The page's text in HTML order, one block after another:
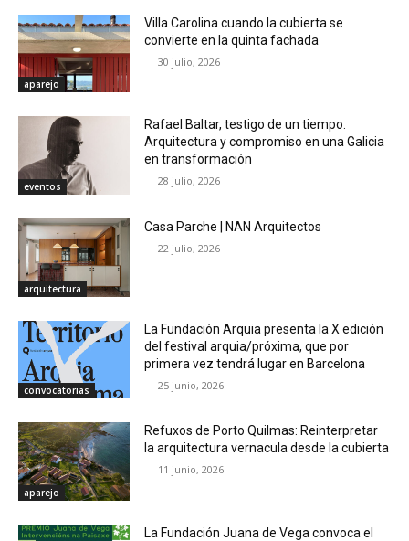
aparejo
Villa Carolina cuando la cubierta se
convierte en la quinta fachada
30 julio, 2026
eventos
Rafael Baltar, testigo de un tiempo.
Arquitectura y compromiso en una Galicia
en transformación
28 julio, 2026
arquitectura
Casa Parche | NAN Arquitectos
22 julio, 2026
convocatorias
La Fundación Arquia presenta la X edición
del festival arquia/próxima, que por
primera vez tendrá lugar en Barcelona
25 junio, 2026
aparejo
Refuxos de Porto Quilmas: Reinterpretar
la arquitectura vernacula desde la cubierta
11 junio, 2026
La Fundación Juana de Vega convoca el